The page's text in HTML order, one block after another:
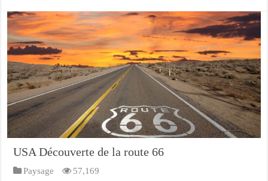
USA Découverte de la route 66
Paysage 57,169